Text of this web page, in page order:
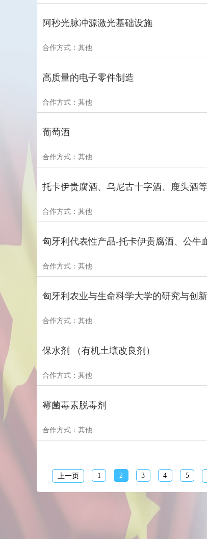
阿秒光脉冲源激光基础设施
合作方式：其他
高质量的电子零件制造
合作方式：其他
葡萄酒
合作方式：其他
托卡伊贵腐酒、乌尼古十字酒、鹿头酒等
合作方式：其他
匈牙利代表性产品-托卡伊贵腐酒、公牛
合作方式：其他
匈牙利农业与生命科学大学的研究与创新
合作方式：其他
保水剂 （有机土壤改良剂）
合作方式：其他
霉菌毒素脱毒剂
合作方式：其他
上一页 1 2 3 4 5